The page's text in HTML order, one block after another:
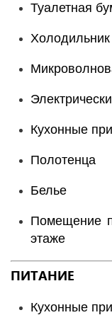
Туалетная
Холодильник
Кухонные
Полотенца
Белье
Помещение
этаже
ПИТАНИЕ
Кухонные